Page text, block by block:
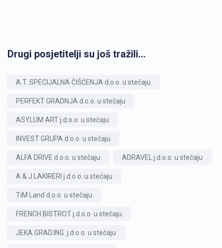
Drugi posjetitelji su još tražili...
A.T. SPECIJALNA ČIŠĆENJA d.o.o. u stečaju
PERFEKT GRADNJA d.o.o. u stečaju
ASYLUM ART j.d.o.o. u stečaju
INVEST GRUPA d.o.o. u stečaju
ALFA DRIVE d.o.o. u stečaju ADRAVEL j.d.o.o. u stečaju
A & J LAKIRERI j.d.o.o. u stečaju
TiM Land d.o.o. u stečaju
FRENCH BISTROT j.d.o.o. u stečaju
JEKA.GRAD.ING. j.d.o.o. u stečaju